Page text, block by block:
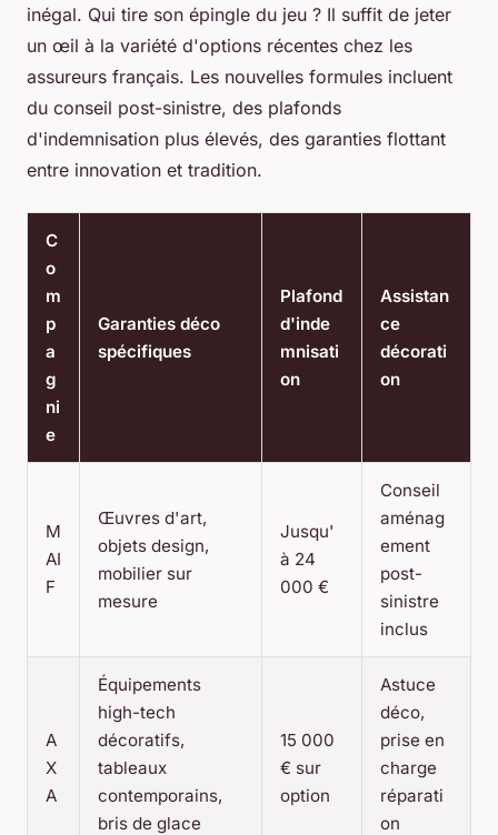
inégal. Qui tire son épingle du jeu ? Il suffit de jeter
un œil à la variété d'options récentes chez les
assureurs français. Les nouvelles formules incluent
du conseil post-sinistre, des plafonds
d'indemnisation plus élevés, des garanties flottant
entre innovation et tradition.
C
o
m
p
a
g
ni
e
Garanties déco
spécifiques
Plafond
d'inde
mnisati
on
Assistan
ce
décorati
on
M
AI
F
Œuvres d'art,
objets design,
mobilier sur
mesure
Jusqu'
à 24
000 €
Conseil
aménag
ement
post-
sinistre
inclus
A
X
A
Équipements
high-tech
décoratifs,
tableaux
contemporains,
bris de glace
15 000
€ sur
option
Astuce
déco,
prise en
charge
réparati
on